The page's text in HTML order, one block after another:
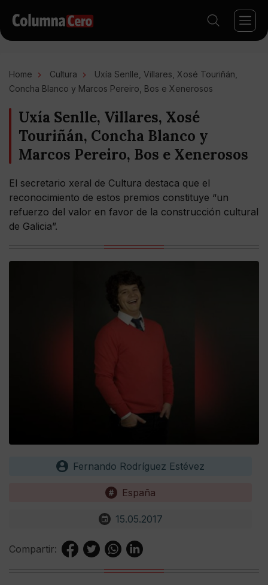
Home Cultura
Uxía Senlle, Villares, Xosé Touriñán,
Concha Blanco y Marcos Pereiro, Bos e Xenerosos
Uxía Senlle, Villares, Xosé
Touriñán, Concha Blanco y
Marcos Pereiro, Bos e Xenerosos
El secretario xeral de Cultura destaca que el
reconocimiento de estos premios constituye “un
refuerzo del valor en favor de la construcción cultural
de Galicia”.
Fernando Rodríguez Estévez
España
15.05.2017
Compartir: